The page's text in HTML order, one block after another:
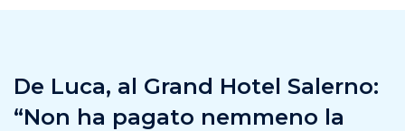
De Luca, al Grand Hotel Salerno:
“Non ha pagato nemmeno la